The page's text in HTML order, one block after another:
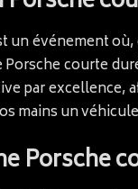
un événement
Porsche courte
par excellence,
mains un
Porsche